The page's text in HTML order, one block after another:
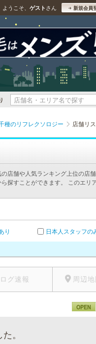
ようこそ、 ゲスト さん 新規会員
種のリフレクソロジー 店舗リ
店舗や人気ランキング上位の店
探すことができます。 このエリ
り 日本人スタッフの
グ速報 周辺
OPEN
。